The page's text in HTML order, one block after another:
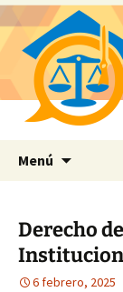
Menú
Derecho
6 febrero, 2025